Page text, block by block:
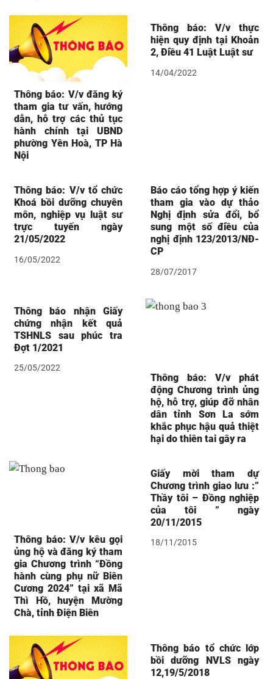
Thông báo: V/v đăng ký
tham gia tư vấn, hướng
dẫn, hỗ trợ các thủ tục
hành chính tại UBND
phường Yên Hoà, TP Hà
Nội
Thông báo: V/v thực
hiện quy định tại Khoản
2, Điều 41 Luật Luật sư
14/04/2022
Thông báo: V/v tổ chức
Khoá bồi dưỡng chuyên
môn, nghiệp vụ luật sư
trực tuyến ngày
21/05/2022
16/05/2022
Báo cáo tổng hợp ý kiến
tham gia vào dự thảo
Nghị định sửa đổi, bổ
sung một số điều của
nghị định 123/2013/NĐ-
CP
28/07/2017
Thông báo nhận Giấy
chứng nhận kết quả
TSHNLS sau phúc tra
Đợt 1/2021
25/05/2022
Thông báo: V/v phát
động Chương trình ủng
hộ, hỗ trợ, giúp đỡ nhân
dân tỉnh Sơn La sớm
khắc phục hậu quả thiệt
hại do thiên tai gây ra
Thông báo: V/v kêu gọi
ủng hộ và đăng ký tham
gia Chương trình “Đồng
hành cùng phụ nữ Biên
Cương 2024” tại xã Mã
Thì Hồ, huyện Mường
Chà, tỉnh Điện Biên
Giấy mời tham dự
Chương trình giao lưu :”
Thầy tôi – Đồng nghiệp
của tôi ” ngày
20/11/2015
18/11/2015
Thông báo tổ chức lớp
bồi dưỡng NVLS ngày
12,19/5/2018